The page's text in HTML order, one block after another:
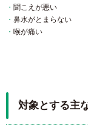
聞こえが悪い
鼻水がとまらない
喉が痛い
対象とする主